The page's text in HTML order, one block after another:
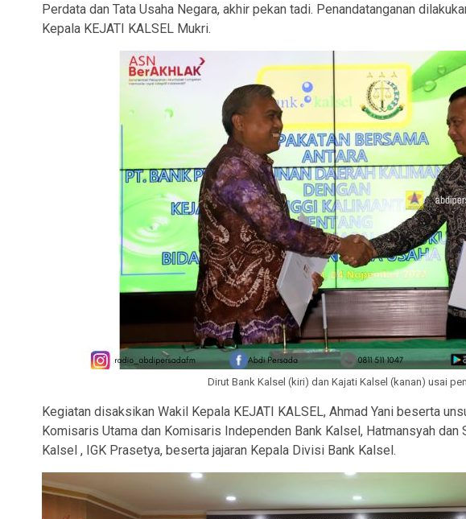
Perdata dan Tata Usaha Negara, akhir pekan tadi. Penandatanganan
Kepala KEJATI KALSEL Mukri.
Dirut Bank Kalsel (kiri) dan Kajati Kalsel (kanan) usai
Kegiatan disaksikan Wakil Kepala KEJATI KALSEL, Ahmad Yani beserta
Komisaris Utama dan Komisaris Independen Bank Kalsel, Hatmansyah dan
Kalsel , IGK Prasetya, beserta jajaran Kepala Divisi Bank Kalsel.